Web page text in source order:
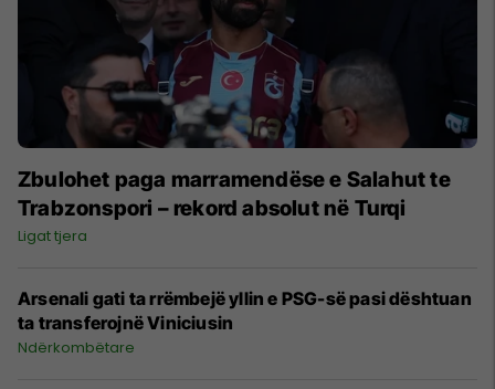
Zbulohet paga marramendëse e Salahut te
Trabzonspori – rekord absolut në Turqi
Ligat tjera
Arsenali gati ta rrëmbejë yllin e PSG-së pasi dështuan
ta transferojnë Viniciusin
Ndërkombëtare